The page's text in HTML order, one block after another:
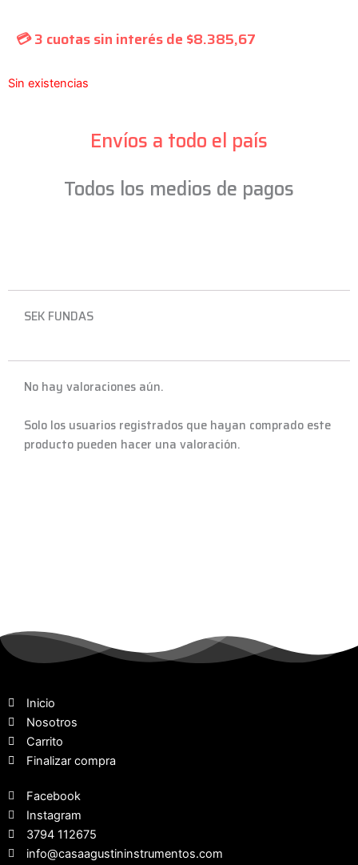
💳 3 cuotas sin interés de $8.385,67
Sin existencias
Envíos a todo el país
Todos los medios de pagos
SEK FUNDAS
No hay valoraciones aún.
Solo los usuarios registrados que hayan comprado este
producto pueden hacer una valoración.
Inicio
Nosotros
Carrito
Finalizar compra
Facebook
Instagram
3794 112675
info@casaagustininstrumentos.com